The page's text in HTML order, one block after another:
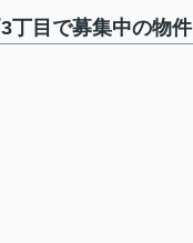
丁目で募集中の物件